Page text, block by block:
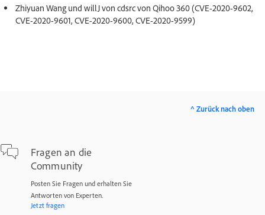
Zhiyuan Wang und willJ von cdsrc von Qihoo 360 (CVE-2020-9602,
CVE-2020-9601, CVE-2020-9600, CVE-2020-9599)
Fragen an die
Community
Posten Sie Fragen und erhalten Sie
Antworten von Experten.
Jetzt fragen
^ Zurück nach oben